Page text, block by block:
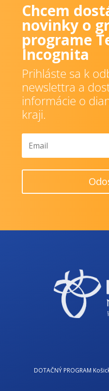
Chcem
novinky o
programe
Incognita
Prihláste sa k
newslettra a
informácie o
kraji.
DOTAČNÝ PROGRAM